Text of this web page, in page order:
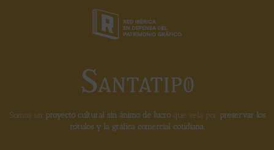
Somos un proyecto cultural sin ánimo de lucroque vela por preservar los
rótulos y la gráfica comercial cotidiana.